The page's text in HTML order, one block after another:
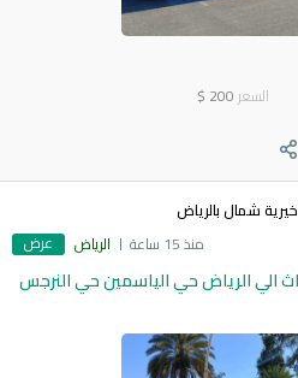
السعر 200
$
شمال بالرياض
منذ 15 ساعة
الرياض عرض
الي الرياض حي الياسمين حي النرجس